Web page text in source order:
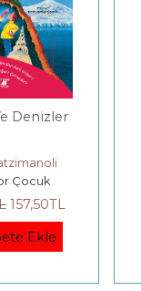
Denizler
Çocuk
157,50TL
Ekle